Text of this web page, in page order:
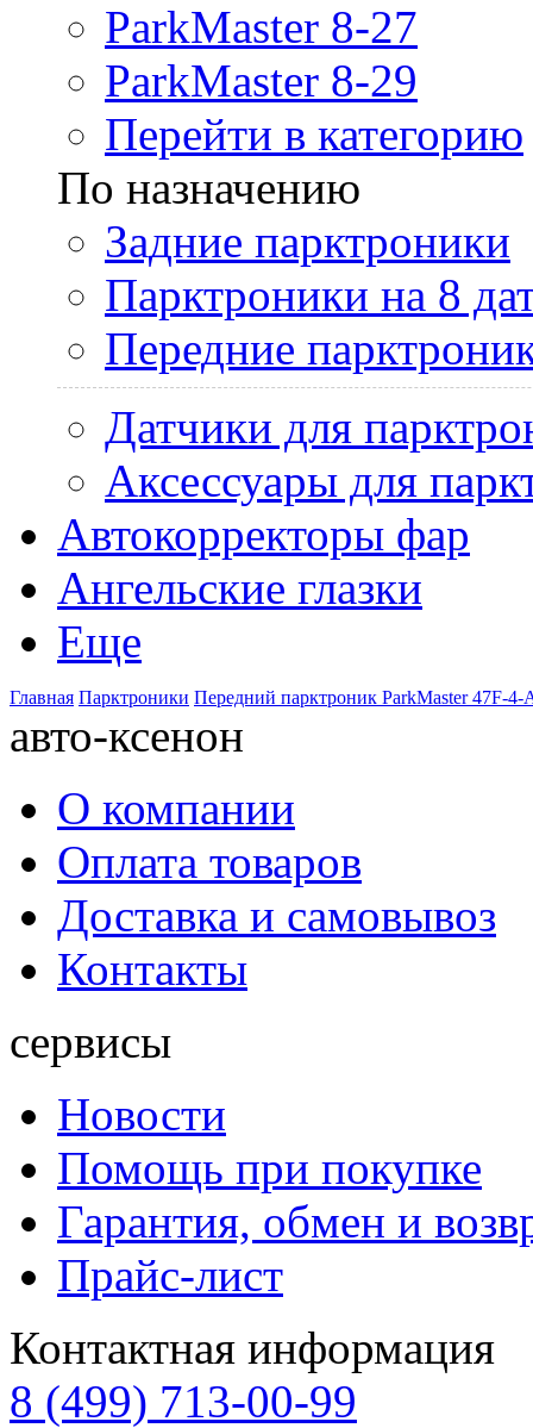
ParkMaster 8-27
ParkMaster 8-29
Перейти в категорию
По назначению
Задние парктроники
Парктроники на 8
Передние
Датчики для
Аксессуары для
Автокорректоры фар
Ангельские глазки
Еще
Главная Парктроники Передний парктроник ParkMaster 47F-4-
авто-ксенон
О компании
Оплата товаров
Доставка и самовывоз
Контакты
сервисы
Новости
Помощь при покупке
Гарантия, обмен и
Прайс-лист
Контактная информация
8 (499) 713-00-99